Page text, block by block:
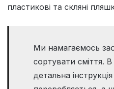
пластикові та скляні
Ми намагаємось
сортувати сміття.
детальна